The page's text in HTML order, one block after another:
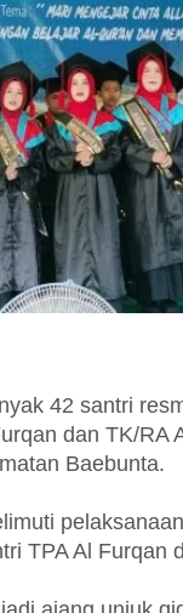
42 santri
dan TK/RA
Baebunta.
TPA Al Furqan